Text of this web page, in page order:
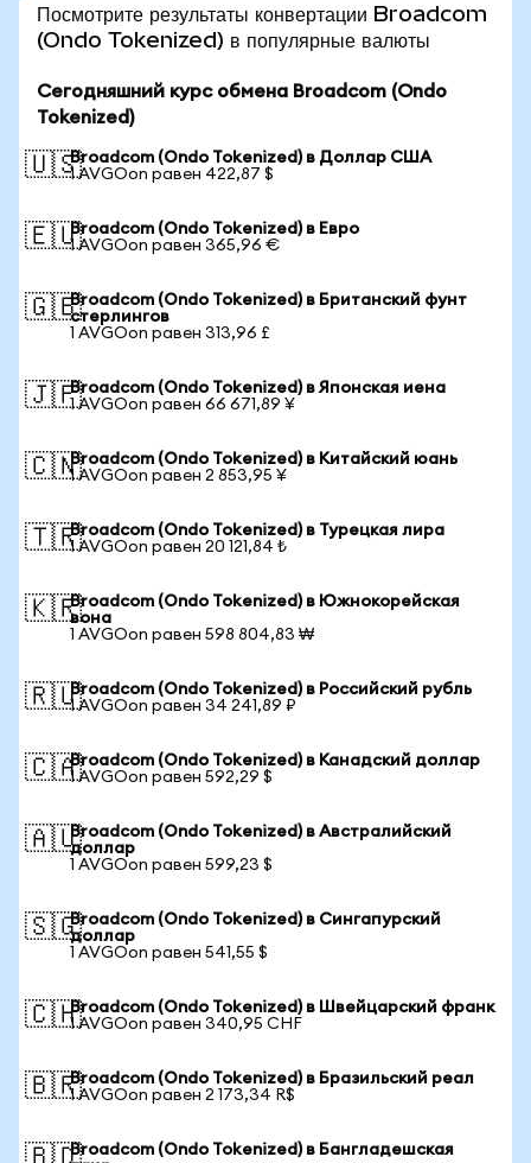
Посмотрите результаты конвертации Broadcom
(Ondo Tokenized) в популярные валюты
Сегодняшний курс обмена Broadcom (Ondo
Tokenized)
🇺🇸Broadcom (Ondo Tokenized) в Доллар США
1 AVGOon равен 422,87 $
🇪🇺Broadcom (Ondo Tokenized) в Евро
1 AVGOon равен 365,96 €
🇬🇧Broadcom (Ondo Tokenized) в Британский фунт
стерлингов
1 AVGOon равен 313,96 £
🇯🇵Broadcom (Ondo Tokenized) в Японская иена
1 AVGOon равен 66 671,89 ¥
🇨🇳Broadcom (Ondo Tokenized) в Китайский юань
1 AVGOon равен 2 853,95 ¥
🇹🇷Broadcom (Ondo Tokenized) в Турецкая лира
1 AVGOon равен 20 121,84 ₺
🇰🇷Broadcom (Ondo Tokenized) в Южнокорейская
вона
1 AVGOon равен 598 804,83 ₩
🇷🇺Broadcom (Ondo Tokenized) в Российский рубль
1 AVGOon равен 34 241,89 ₽
🇨🇦Broadcom (Ondo Tokenized) в Канадский доллар
1 AVGOon равен 592,29 $
🇦🇺Broadcom (Ondo Tokenized) в Австралийский
доллар
1 AVGOon равен 599,23 $
🇸🇬Broadcom (Ondo Tokenized) в Сингапурский
доллар
1 AVGOon равен 541,55 $
🇨🇭Broadcom (Ondo Tokenized) в Швейцарский франк
1 AVGOon равен 340,95 CHF
🇧🇷Broadcom (Ondo Tokenized) в Бразильский реал
1 AVGOon равен 2 173,34 R$
Broadcom (Ondo Tokenized) в Бангладешская